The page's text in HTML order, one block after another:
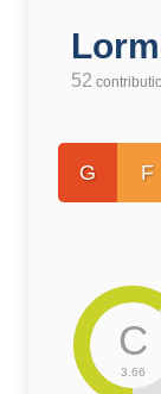
52
G F
C
3.66